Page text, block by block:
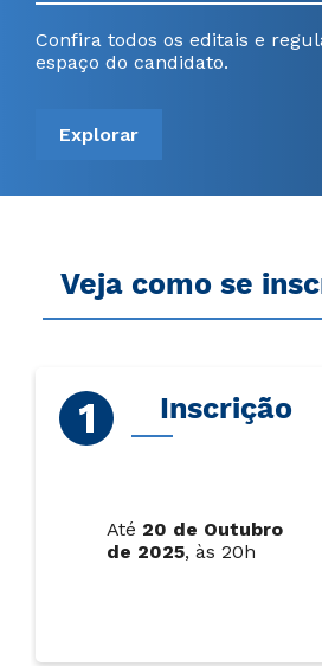
Confira todos os editais e
espaço do candidato.
Explorar
Veja como se
Inscrição
Até 20 de Outubro
de 2025, às 20h